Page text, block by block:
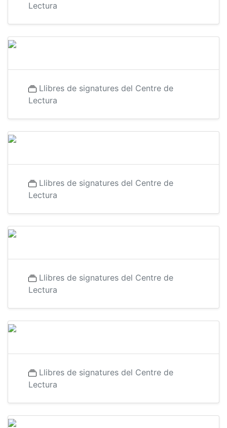
Lectura
Llibres de signatures del Centre de
Lectura
Llibres de signatures del Centre de
Lectura
Llibres de signatures del Centre de
Lectura
Llibres de signatures del Centre de
Lectura